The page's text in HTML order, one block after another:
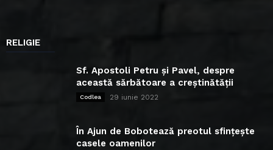
RELIGIE
Sf. Apostoli Petru și Pavel, despre
această sărbătoare a creștinătății
Codlea 29 iunie 2022
În Ajun de Bobotează preotul sfințește
casele oamenilor